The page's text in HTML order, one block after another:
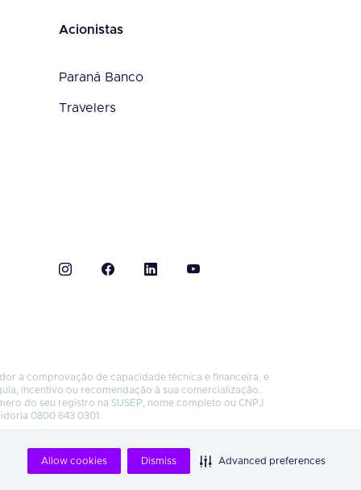
Allow cookies Dismiss Advanced preferences
Acionistas
Paraná Banco
Travelers
a comprovação de capacidade técnica e financeira, e
incentivo ou recomendação à sua comercialização.
do seu registro na SUSEP, nome completo ou CNPJ
0800 643 0301.